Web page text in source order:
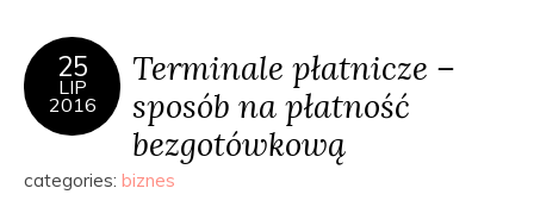
25
LIP
2016
Terminale płatnicze –
sposób na płatność
bezgotówkową
categories: biznes